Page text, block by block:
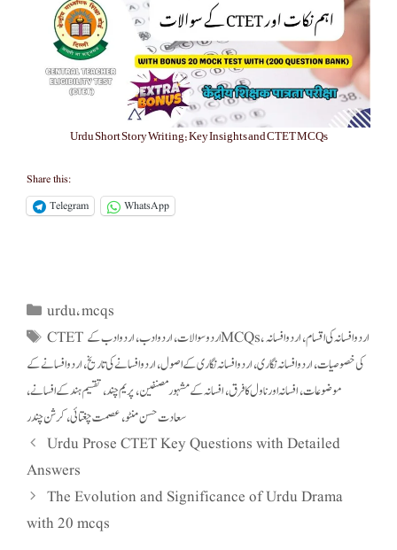
Urdu Short Story Writing: Key Insights and CTET MCQs
Share this:
Telegram
WhatsApp
Categories
urdu,mcqs
Tags CTET اردو سوالات, اردو ادب, اردو ادب کے MCQs, اردو افسانہ کی اقسام, اردو افسانہ
کی خصوصیات, اردو افسانہ نگاری, اردو افسانہ نگاری کے اصول, اردو افسانے کی تاریخ, اردو افسانے کے
موضوعات, افسانہ اور ناول کا فرق, افسانہ کے مشہور مصنفین, پریم چند, تقسیم ہند کے افسانے,
سعادت حسن منٹو, عصمت چغتائی, کرشن چندر
Urdu Prose CTET Key Questions with Detailed
Answers
The Evolution and Significance of Urdu Drama
with 20 mcqs